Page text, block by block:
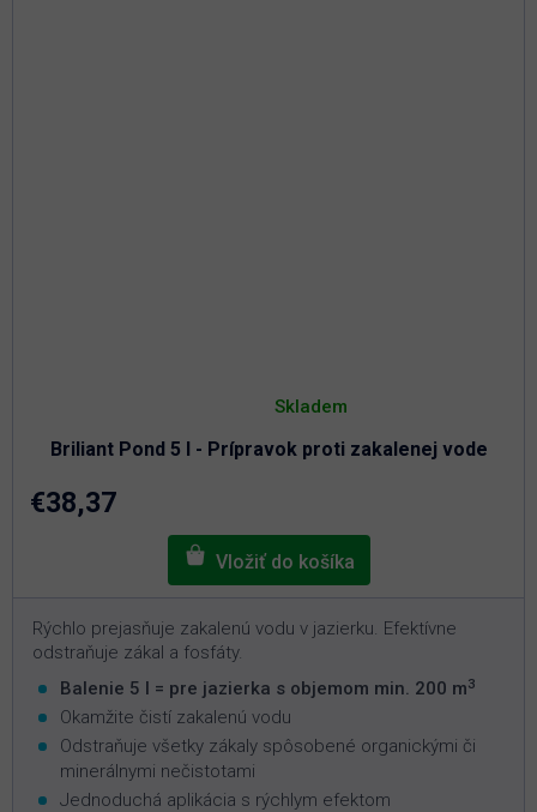
Briliant Pond 5 l - Prípravok proti zakalenej vode
hodnotenie
je
4,6
Skladem
€38,37
Rýchlo prejasňuje zakalenú vodu v jazierku. Efektívne
odstraňuje zákal a fosfáty.
Balenie 5 l = pre jazierka s objemom min. 200 m3
Okamžite čistí zakalenú vodu
Odstraňuje všetky zákaly spôsobené organickými či
minerálnymi nečistotami
Jednoduchá aplikácia s rýchlym efektom